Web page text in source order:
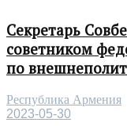
Секретарь
советником
по
Республика Армения
2023-05-30